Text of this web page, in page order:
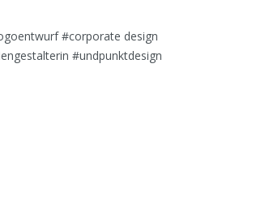
#corporate design
#undpunktdesign